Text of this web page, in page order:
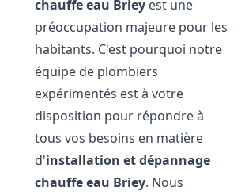
chauffe eau Briey est une
préoccupation majeure pour les
habitants. C'est pourquoi notre
équipe de plombiers
expérimentés est à votre
disposition pour répondre à
tous vos besoins en matière
d'installation et dépannage
chauffe eau Briey. Nous